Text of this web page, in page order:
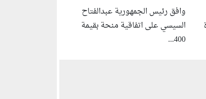
وافق رئيس الجمهورية عبدالفتاح
السيسي على اتفاقية منحة بقيمة
400...